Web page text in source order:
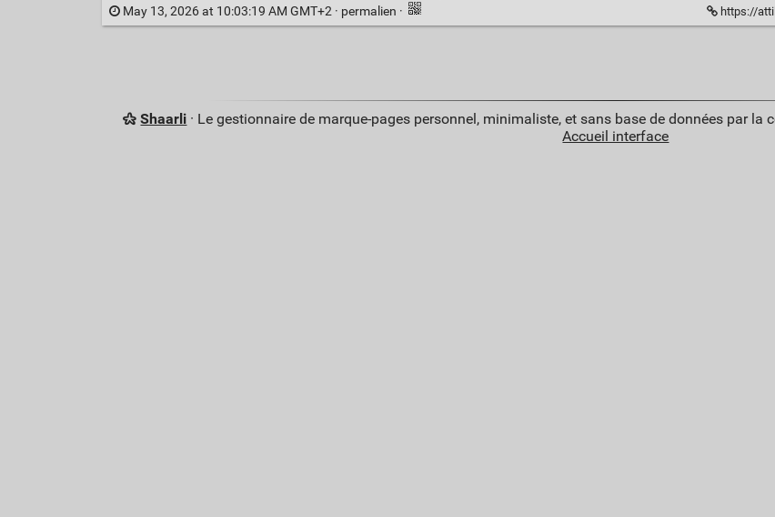
May 13, 2026 at 10:03:19 AM GMT+2 · permalien · https://
Shaarli · Le gestionnaire de marque-pages personnel, minimaliste, et sans base de données par la
Accueil interface